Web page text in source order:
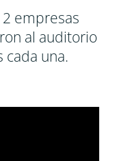
2 empresas
al auditorio
una.